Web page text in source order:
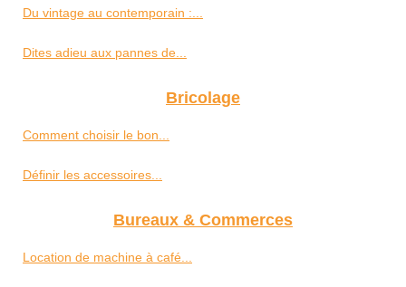
Du vintage au contemporain :...
Dites adieu aux pannes de...
Bricolage
Comment choisir le bon...
Définir les accessoires...
Bureaux & Commerces
Location de machine à café...